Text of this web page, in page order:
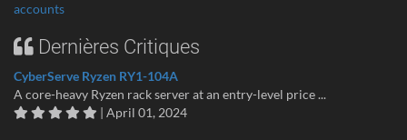
accounts
Dernières Critiques
CyberServe Ryzen RY1-104A
A core-heavy Ryzen rack server at an entry-level price ...
| April 01, 2024